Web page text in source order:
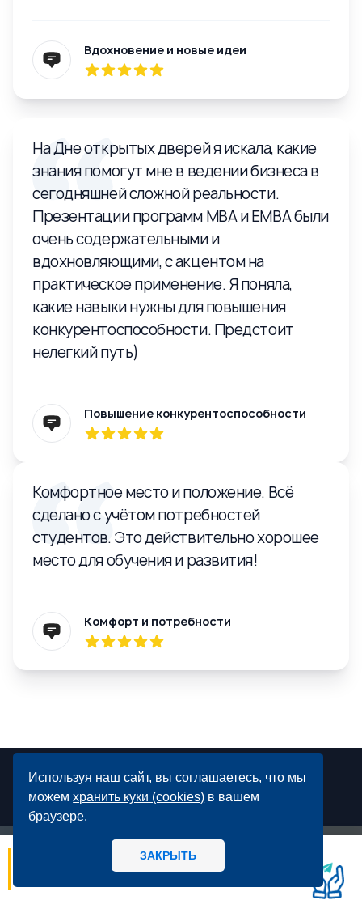
Используя наш сайт, вы соглашаетесь, что мы
можемхранить куки (cookies) в вашем
браузере.
ЗАКРЫТЬ
Вдохновение и новые идеи
На Дне открытых дверей я искала, какие
знания помогут мне в ведении бизнеса в
сегодняшней сложной реальности.
Презентации программ MBA и EMBA были
очень содержательными и
вдохновляющими, с акцентом на
практическое применение. Я поняла,
какие навыки нужны для повышения
конкурентоспособности. Предстоит
нелегкий путь)
Повышение конкурентоспособности
Комфортное место и положение. Всё
сделано с учётом потребностей
студентов. Это действительно хорошее
место для обучения и развития!
Комфорт и потребности
Программа MBA
МИРБИС
МИРБИС - Школа бизнеса А вы как